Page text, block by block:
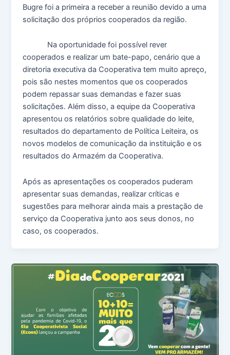
Bugre foi a primeira a receber a reunião devido a uma
solicitação dos próprios cooperados da região.
Na oportunidade foi possível rever
cooperados e realizar um bate-papo, cenário que a
diretoria executiva da Cooperativa tem muito apreço,
pois são nestes momentos que os cooperados
podem repassar suas demandas e fazer suas
solicitações. Além disso, a equipe da Cooperativa
apresentou os relatórios sobre qualidade do leite,
resultados do departamento de Política Leiteira, os
novos modelos de comunicação da instituição e os
resultados do Armazém da Cooperativa.
Após as apresentações os cooperados puderam
apresentar suas demandas, realizar críticas e
sugestões para melhorar ainda mais a prestação de
serviço da Cooperativa junto aos seus donos, no
caso, os cooperados.